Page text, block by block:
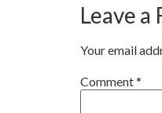
Leave a
Your email
Comment*